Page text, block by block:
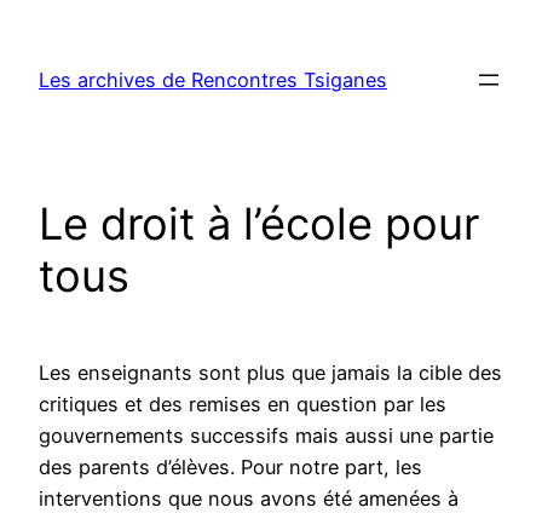
contenu
Les archives de Rencontres Tsiganes
Le droit à l’école pour
tous
Les enseignants sont plus que jamais la cible des
critiques et des remises en question par les
gouvernements successifs mais aussi une partie
des parents d’élèves. Pour notre part, les
interventions que nous avons été amenées à